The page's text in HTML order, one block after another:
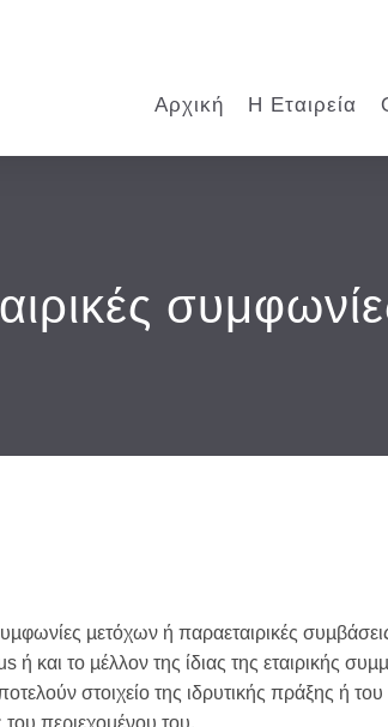
Αρχική Η Εταιρεία
µετόχων ή παραεταιρικές
και το µέλλον της ίδιας της εταιρικής
στοιχείο της ιδρυτικής πράξης ή
περιεχοµένου του.